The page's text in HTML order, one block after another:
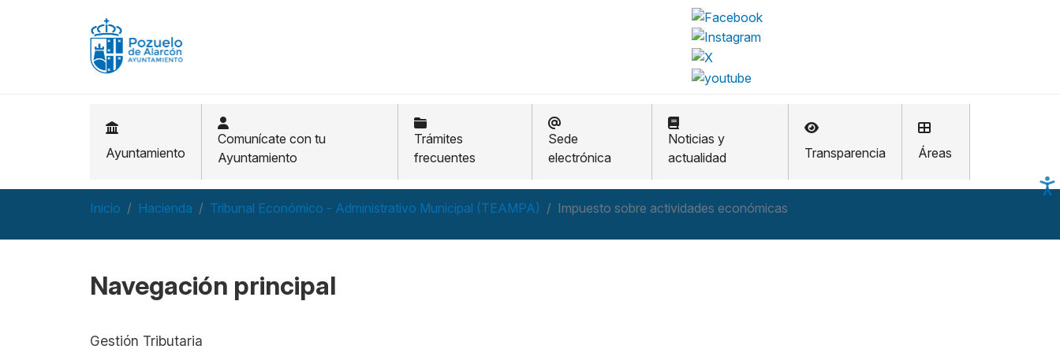
Ayuntamiento
Comunícate con tu
Ayuntamiento
Trámites
frecuentes
Sede
electrónica
Noticias y
actualidad
Transparencia Áreas
Inicio Hacienda Tribunal Económico - Administrativo Municipal (TEAMPA) Impuesto sobre actividades económicas
Navegación principal
Gestión Tributaria